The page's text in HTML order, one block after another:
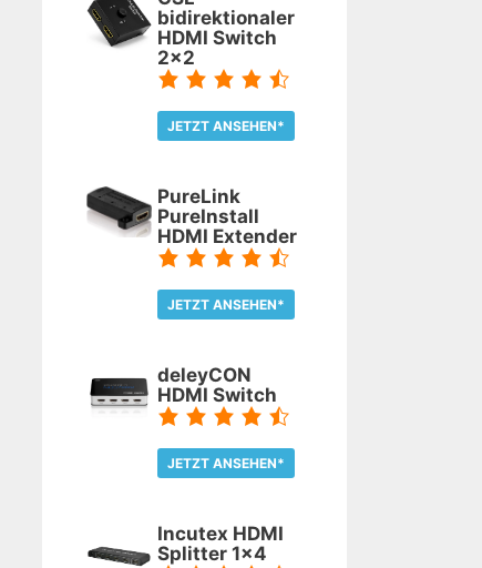
bidirektionaler
HDMI Switch
2x2
JETZT ANSEHEN*
PureLink
PureInstall
HDMI Extender
JETZT ANSEHEN*
deleyCON
HDMI Switch
JETZT ANSEHEN*
Incutex HDMI
Splitter 1x4